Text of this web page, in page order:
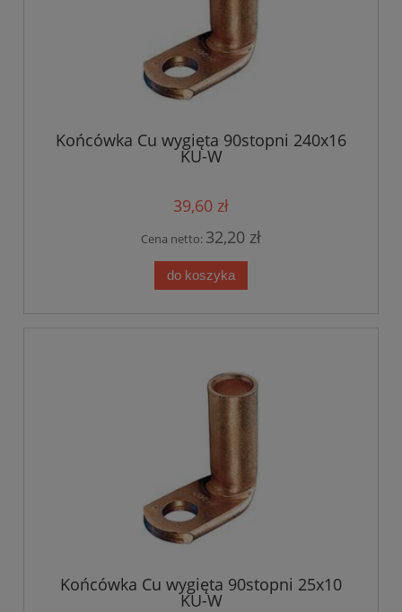
Końcówka Cu wygięta 90stopni 240x16
KU-W
39,60 zł
Cena netto: 32,20 zł
do koszyka
Końcówka Cu wygięta 90stopni 25x10
KU-W